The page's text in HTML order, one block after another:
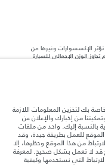
الإكسسوارات وغيرها من
الوزن الإجمالي للسيارة
الموقع قد تختلف من بلد إلى
المحلي للتأكد من توفّرها
في أشباه الموصلات يؤثر حاليًا
هذا ظرف ديناميكي
الويب حاليًا المواصفات الحالية
يرجى استشارة وكيلك الذي
مدروس
بك لتخزين المعلومات اللازمة
من إخبارك والإعلان عن
بالنسبة إليك. واحد من ملفات
للعمل بطريقة جيدة، وقد
من هذا الموقع وحظرها، إلا
قد لا تعمل بشكل صحيح. لمعرفة
التي نستخدمها وكيفية